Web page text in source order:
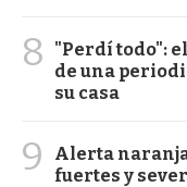
8
"Perdí todo":
de una
su casa
9
Alerta
fuertes y